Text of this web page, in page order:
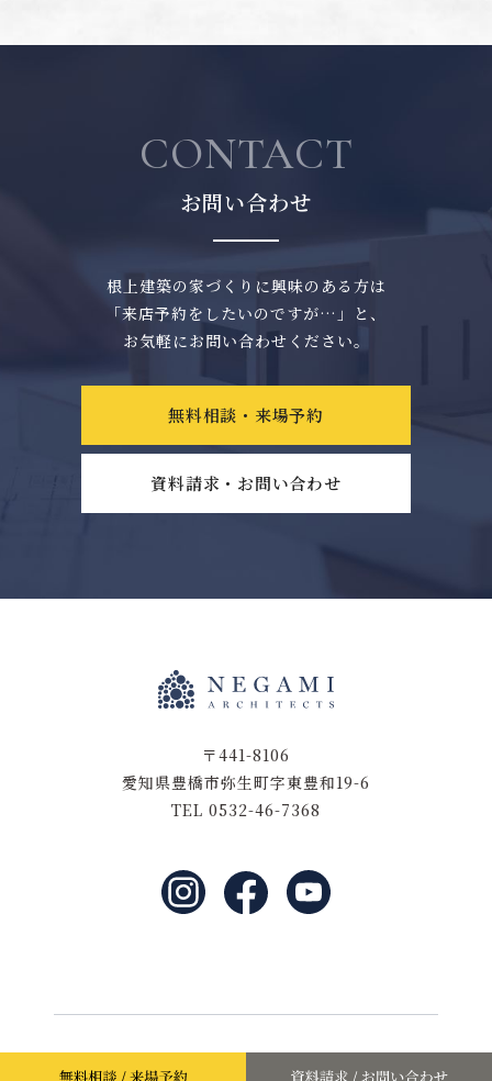
CONTACT
お問い合わせ
根上建築の家づくりに興味のある方は
「来店予約をしたいのですが…」と、
お気軽にお問い合わせください。
無料相談・来場予約
資料請求・お問い合わせ
〒441-8106
愛知県豊橋市弥生町字東豊和19-6
TEL 0532-46-7368